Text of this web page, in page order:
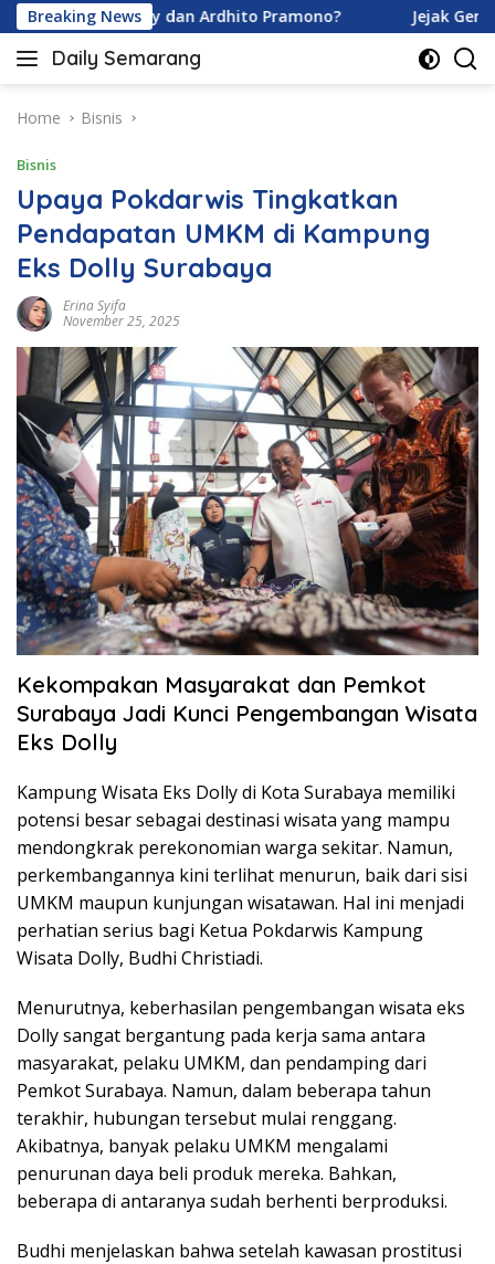
Skip
to
content
Breaking News
Karamoy dan Ardhito Pramono? Jejak Gen Buka
Daily Semarang
"Semarang
Ini:
Terkini
untuk
Anda"
Home Bisnis
Bisnis
Upaya Pokdarwis Tingkatkan
Pendapatan UMKM di Kampung
Eks Dolly Surabaya
Erina Syifa
November 25, 2025
Kekompakan Masyarakat dan Pemkot
Surabaya Jadi Kunci Pengembangan Wisata
Eks Dolly
Kampung Wisata Eks Dolly di Kota Surabaya memiliki
potensi besar sebagai destinasi wisata yang mampu
mendongkrak perekonomian warga sekitar. Namun,
perkembangannya kini terlihat menurun, baik dari sisi
UMKM maupun kunjungan wisatawan. Hal ini menjadi
perhatian serius bagi Ketua Pokdarwis Kampung
Wisata Dolly, Budhi Christiadi.
Menurutnya, keberhasilan pengembangan wisata eks
Dolly sangat bergantung pada kerja sama antara
masyarakat, pelaku UMKM, dan pendamping dari
Pemkot Surabaya. Namun, dalam beberapa tahun
terakhir, hubungan tersebut mulai renggang.
Akibatnya, banyak pelaku UMKM mengalami
penurunan daya beli produk mereka. Bahkan,
beberapa di antaranya sudah berhenti berproduksi.
Budhi menjelaskan bahwa setelah kawasan prostitusi